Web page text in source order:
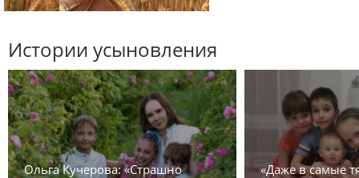
Истории усыновления
Ольга Кучерова: «Страшно
«Даже в самые